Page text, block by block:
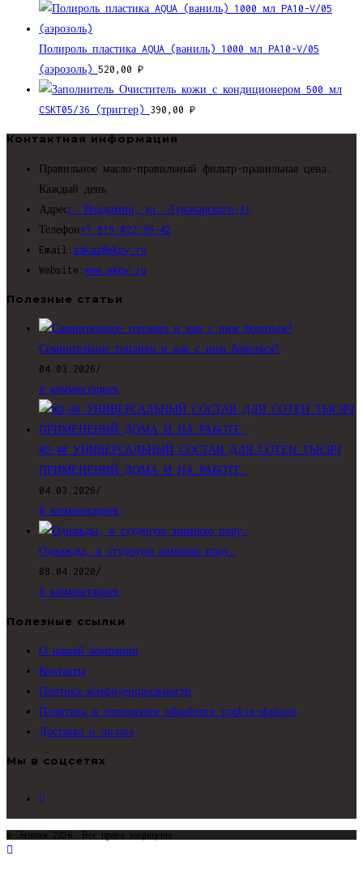
Полироль пластика AQUA (ваниль) 1000 мл PA10-V/05
(аэрозоль) 520,00 ₽
Очиститель кожи с кондиционером 500 мл
CSKT05/36 (триггер) 390,00 ₽
Контактная информация
Правильное масло-правильный фильтр-правильная цена.
Каждый день
Адресг. Владимир, ул. Луначарского-31
Телефон+7 919 022-95-42
Email: zakaz@ekpv.ru
Website: www.ekpv.ru
Полезные статьи
Сомнительное топливо и как с ним бороться?
04.03.2026/
0 комментариев
WD-40 УНИВЕРСАЛЬНЫЙ СОСТАВ ДЛЯ СОТЕН ТЫСЯЧ
ПРИМЕНЕНИЙ ДОМА И НА РАБОТЕ.
04.03.2026/
0 комментариев
Однажды, в студеную зимнюю пору…
08.04.2020/
0 комментариев
Полезные ссылки
О нашей компании
Контакты
Поитика конфиденциальности
Политика в отношении обработки cookie-файлов
Доставка и оплата
Мы в соцсетях
новой
© Экипаж 2026. Все права защищены.